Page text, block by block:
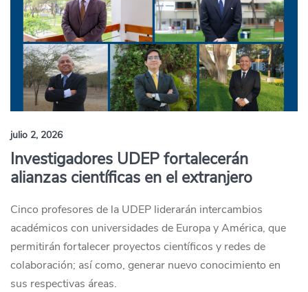
julio 2, 2026
Investigadores UDEP fortalecerán
alianzas científicas en el extranjero
Cinco profesores de la UDEP liderarán intercambios
académicos con universidades de Europa y América, que
permitirán fortalecer proyectos científicos y redes de
colaboración; así como, generar nuevo conocimiento en
sus respectivas áreas.